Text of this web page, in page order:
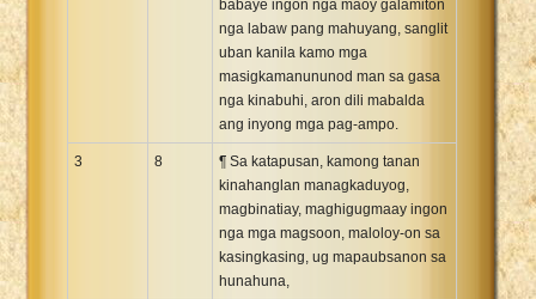
babaye ingon nga maoy galamiton
nga labaw pang mahuyang, sanglit
uban kanila kamo mga
masigkamanununod man sa gasa
nga kinabuhi, aron dili mabalda
ang inyong mga pag-ampo.
3 8
¶ Sa katapusan, kamong tanan
kinahanglan managkaduyog,
magbinatiay, maghigugmaay ingon
nga mga magsoon, maloloy-on sa
kasingkasing, ug mapaubsanon sa
hunahuna,